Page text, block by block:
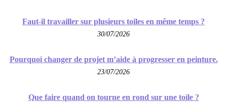
Faut-il travailler sur plusieurs toiles en même temps ?
30/07/2026
Pourquoi changer de projet m’aide à progresser en peinture.
23/07/2026
Que faire quand on tourne en rond sur une toile ?